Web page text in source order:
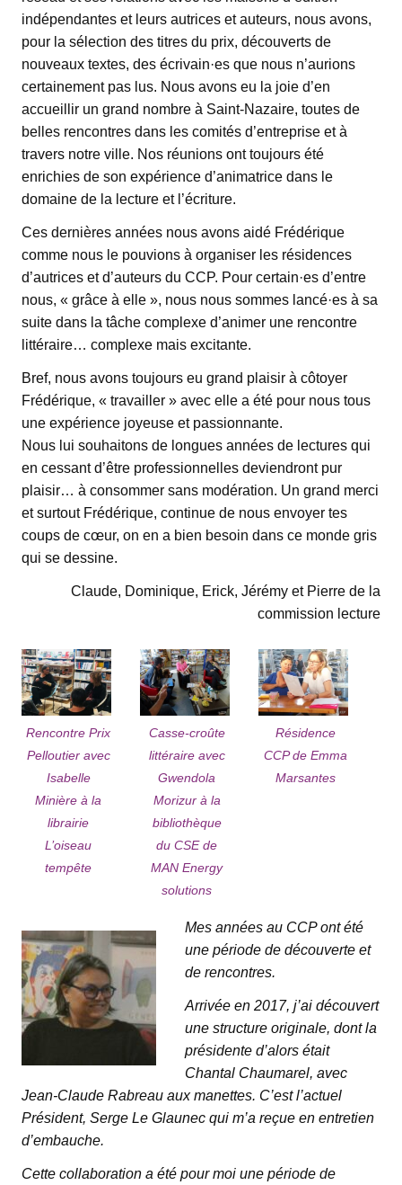
indépendantes et leurs autrices et auteurs, nous avons,
pour la sélection des titres du prix, découverts de
nouveaux textes, des écrivain·es que nous n’aurions
certainement pas lus. Nous avons eu la joie d’en
accueillir un grand nombre à Saint-Nazaire, toutes de
belles rencontres dans les comités d’entreprise et à
travers notre ville. Nos réunions ont toujours été
enrichies de son expérience d’animatrice dans le
domaine de la lecture et l’écriture.
Ces dernières années nous avons aidé Frédérique
comme nous le pouvions à organiser les résidences
d’autrices et d’auteurs du CCP. Pour certain·es d’entre
nous, « grâce à elle », nous nous sommes lancé·es à sa
suite dans la tâche complexe d’animer une rencontre
littéraire… complexe mais excitante.
Bref, nous avons toujours eu grand plaisir à côtoyer
Frédérique, « travailler » avec elle a été pour nous tous
une expérience joyeuse et passionnante.
Nous lui souhaitons de longues années de lectures qui
en cessant d’être professionnelles deviendront pur
plaisir… à consommer sans modération. Un grand merci
et surtout Frédérique, continue de nous envoyer tes
coups de cœur, on en a bien besoin dans ce monde gris
qui se dessine.
Claude, Dominique, Erick, Jérémy et Pierre de la
commission lecture
Rencontre Prix
Pelloutier avec
Isabelle
Minière à la
librairie
L’oiseau
tempête
Casse-croûte
littéraire avec
Gwendola
Morizur à la
bibliothèque
du CSE de
MAN Energy
solutions
Résidence
CCP de Emma
Marsantes
Mes années au CCP ont été
une période de découverte et
de rencontres.
Arrivée en 2017, j’ai découvert
une structure originale, dont la
présidente d’alors était
Chantal Chaumarel, avec
Jean-Claude Rabreau aux manettes. C’est l’actuel
Président, Serge Le Glaunec qui m’a reçue en entretien
d’embauche.
Cette collaboration a été pour moi une période de